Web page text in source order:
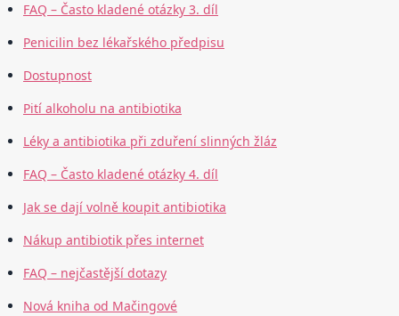
FAQ – Často kladené otázky 3. díl
Penicilin bez lékařského předpisu
Dostupnost
Pití alkoholu na antibiotika
Léky a antibiotika při zduření slinných žláz
FAQ – Často kladené otázky 4. díl
Jak se dají volně koupit antibiotika
Nákup antibiotik přes internet
FAQ – nejčastější dotazy
Nová kniha od Mačingové